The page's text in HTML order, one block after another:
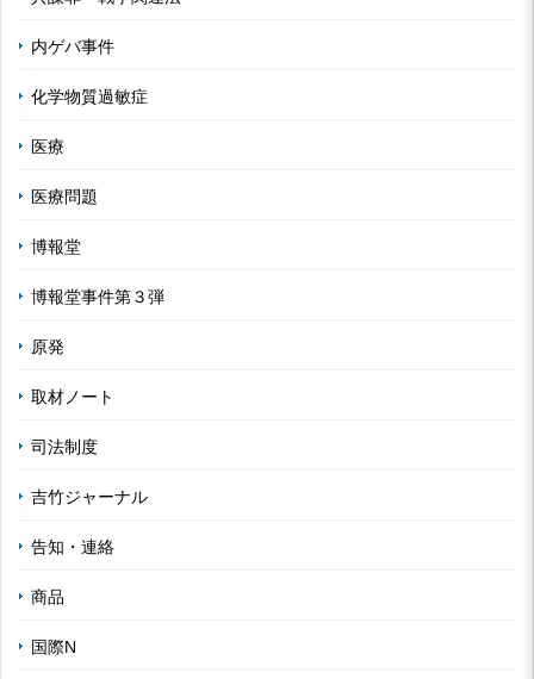
内ゲバ事件
化学物質過敏症
医療
医療問題
博報堂
博報堂事件第３弾
原発
取材ノート
司法制度
吉竹ジャーナル
告知・連絡
商品
国際N